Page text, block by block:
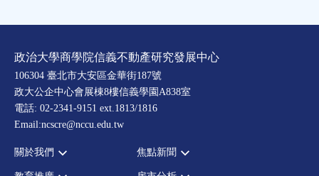
政治大學商學院信義不動產研究發展中心
106304 臺北市大安區金華街187號
政大公企中心會展棟8樓信義學園A838室
電話: 02-2341-9151 ext.1813/1816
Email:ncscre@nccu.edu.tw
關於我們 焦點新聞